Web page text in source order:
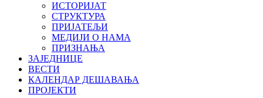
ИСТОРИЈАТ
СТРУКТУРА
ПРИЈАТЕЉИ
МЕДИЈИ О НАМА
ПРИЗНАЊА
ЗАЈЕДНИЦЕ
ВЕСТИ
КАЛЕНДАР ДЕШАВАЊА
ПРОЈЕКТИ